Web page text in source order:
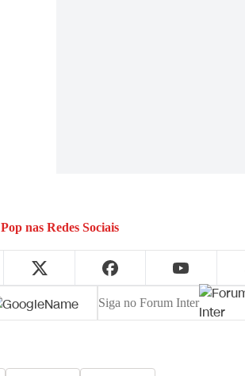
Pop nas Redes Sociais
Siga no Forum Inter